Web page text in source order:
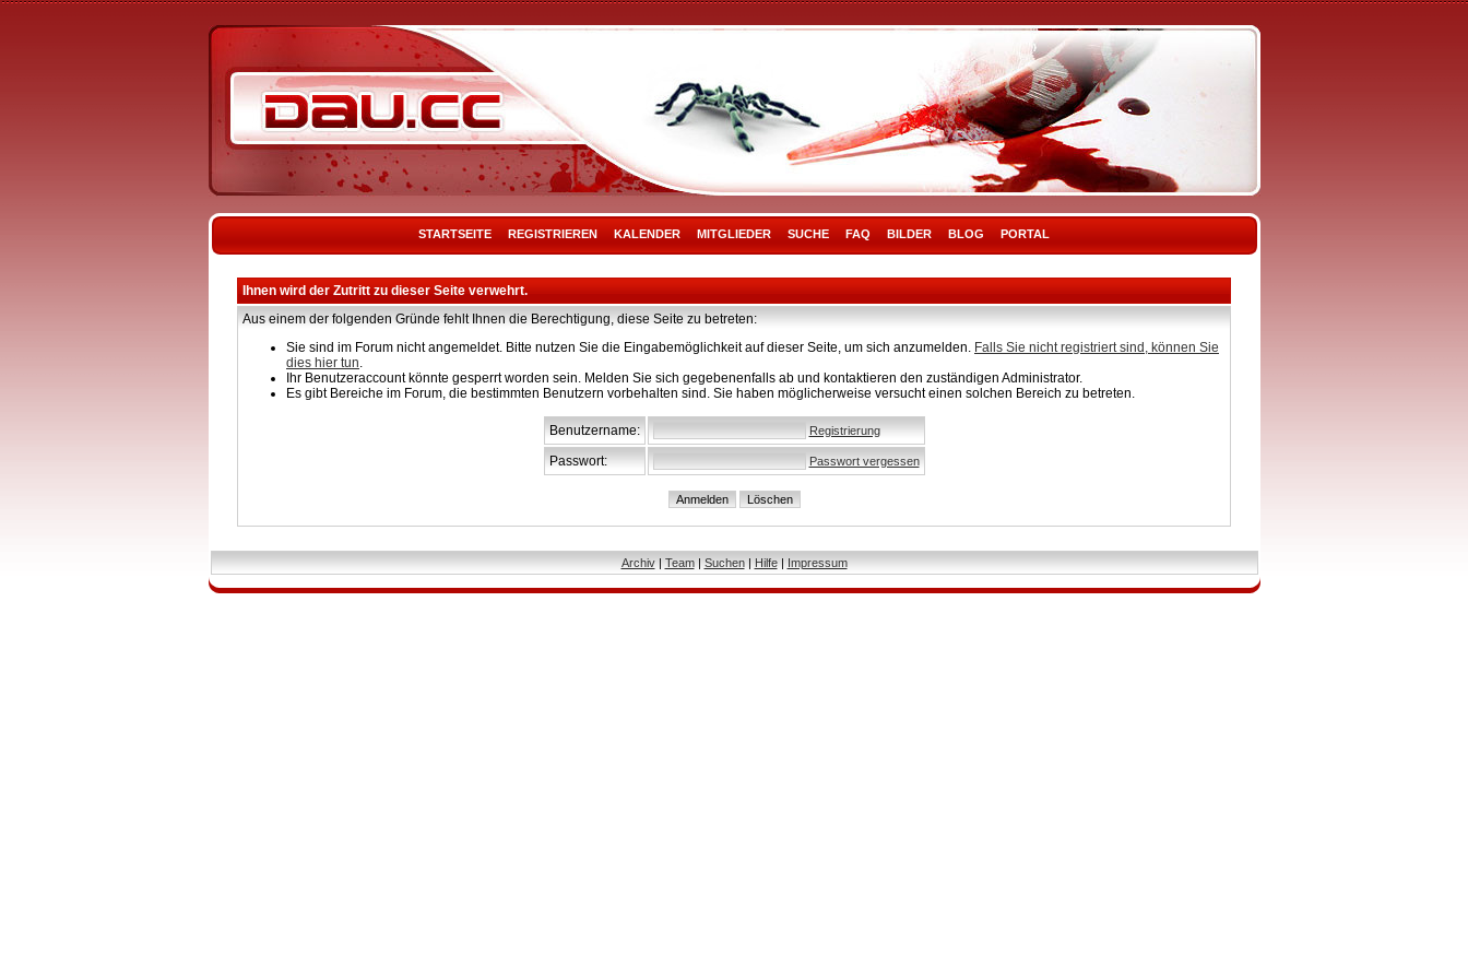
STARTSEITE REGISTRIEREN KALENDER MITGLIEDER SUCHE FAQ BILDER BLOG PORTAL
Ihnen wird der Zutritt zu dieser Seite verwehrt.
Aus einem der folgenden Gründe fehlt Ihnen die Berechtigung, diese Seite zu betreten:
Sie sind im Forum nicht angemeldet. Bitte nutzen Sie die Eingabemöglichkeit auf dieser Seite, um sich anzumelden. Falls Sie nicht registriert sind, können Sie
dies hier tun.
Ihr Benutzeraccount könnte gesperrt worden sein. Melden Sie sich gegebenenfalls ab und kontaktieren den zuständigen Administrator.
Es gibt Bereiche im Forum, die bestimmten Benutzern vorbehalten sind. Sie haben möglicherweise versucht einen solchen Bereich zu betreten.
Benutzername: Registrierung
Passwort: Passwort vergessen
Archiv| Team| Suchen| Hilfe| Impressum